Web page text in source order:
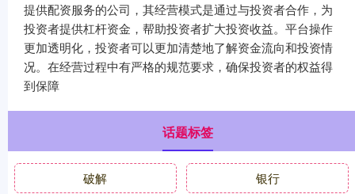
提供配资服务的公司，其经营模式是通过与投资者合作，为
投资者提供杠杆资金，帮助投资者扩大投资收益。平台操作
更加透明化，投资者可以更加清楚地了解资金流向和投资情
况。在经营过程中有严格的规范要求，确保投资者的权益得
到保障
话题标签
破解 银行